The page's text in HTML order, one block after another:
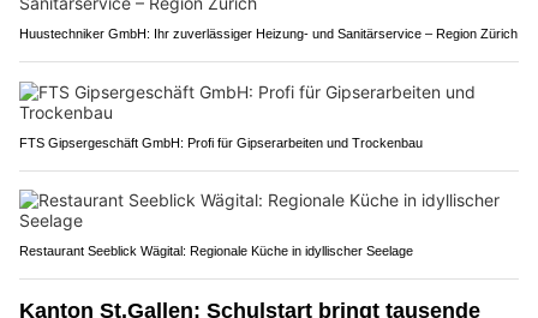
Huustechniker GmbH: Ihr zuverlässiger Heizung- und Sanitärservice – Region Zürich
FTS Gipsergeschäft GmbH: Profi für Gipserarbeiten und Trockenbau
Restaurant Seeblick Wägital: Regionale Küche in idyllischer Seelage
Kanton St.Gallen: Schulstart bringt tausende